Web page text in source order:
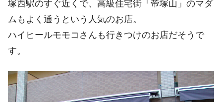
塚西駅のすぐ近くで、高級住宅街「帝塚山」のマダ
ムもよく通うという人気のお店。
ハイヒールモモコさんも行きつけのお店だそうで
す。